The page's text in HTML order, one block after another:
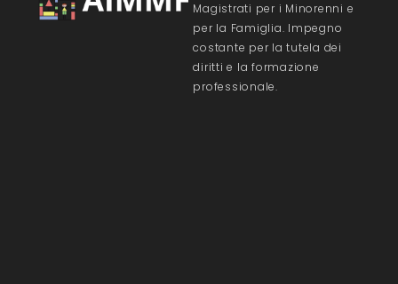
Magistrati per i Minorenni e
per la Famiglia. Impegno
costante per la tutela dei
diritti e la formazione
professionale.